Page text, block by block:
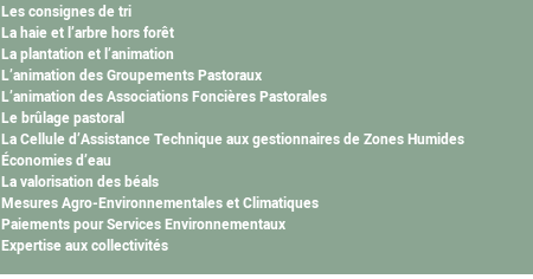
Les consignes de tri
La haie et l’arbre hors forêt
La plantation et l’animation
L’animation des Groupements Pastoraux
L’animation des Associations Foncières Pastorales
Le brûlage pastoral
La Cellule d’Assistance Technique aux gestionnaires de Zones Humides
Économies d’eau
La valorisation des béals
Mesures Agro-Environnementales et Climatiques
Paiements pour Services Environnementaux
Expertise aux collectivités